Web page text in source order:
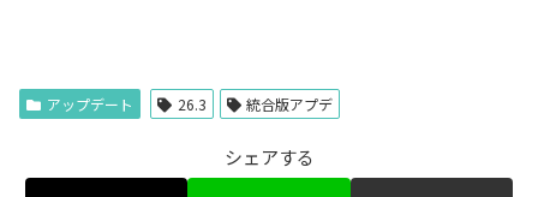
アップデート 26.3 統合版アプデ
シェアする